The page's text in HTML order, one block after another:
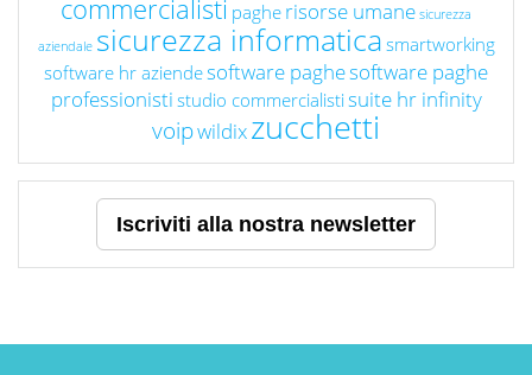
commercialisti paghe risorse umane sicurezza
aziendale sicurezza informatica smartworking
software hr aziendesoftware paghesoftware paghe
professionisti studio commercialisti suite hr infinity
voipwildixzucchetti
Iscriviti alla nostra newsletter